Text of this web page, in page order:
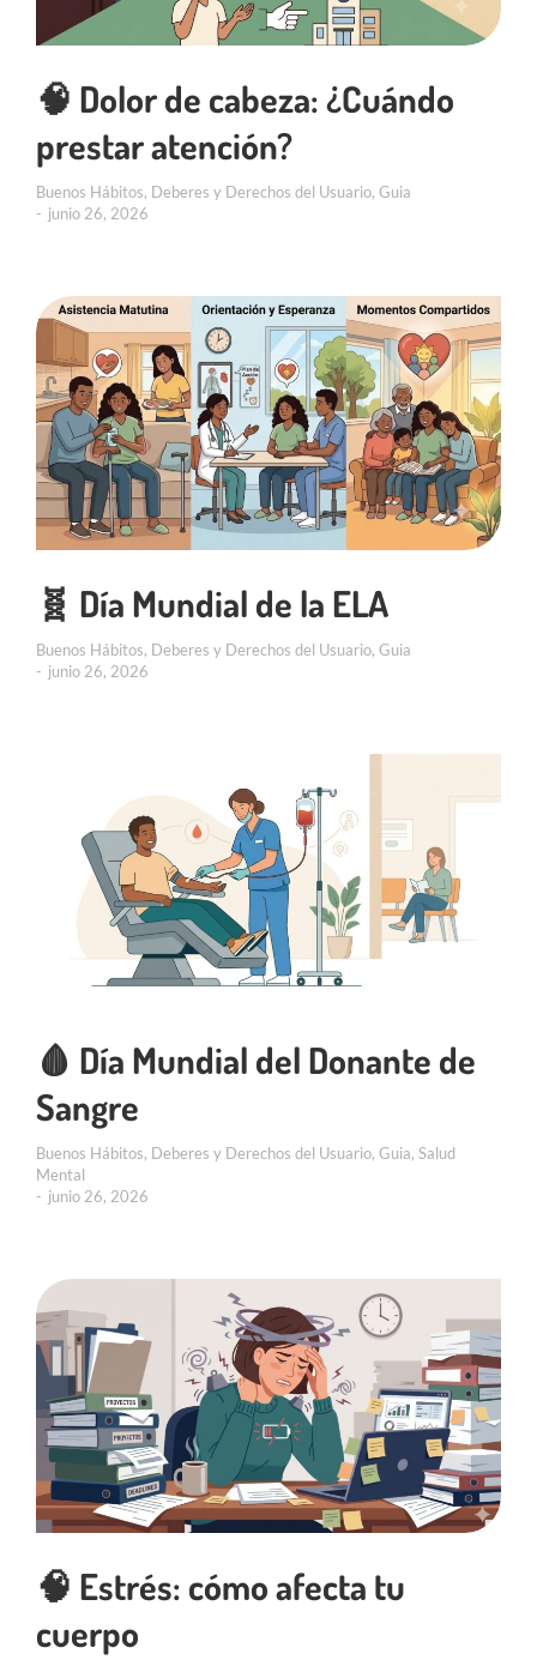
🧠 Dolor de cabeza: ¿Cuándo
prestar atención?
Buenos Hábitos, Deberes y Derechos del Usuario, Guia
junio 26, 2026
🧬 Día Mundial de la ELA
Buenos Hábitos, Deberes y Derechos del Usuario, Guia
junio 26, 2026
🩸 Día Mundial del Donante de
Sangre
Buenos Hábitos, Deberes y Derechos del Usuario, Guia, Salud
Mental
junio 26, 2026
🧠 Estrés: cómo afecta tu
cuerpo